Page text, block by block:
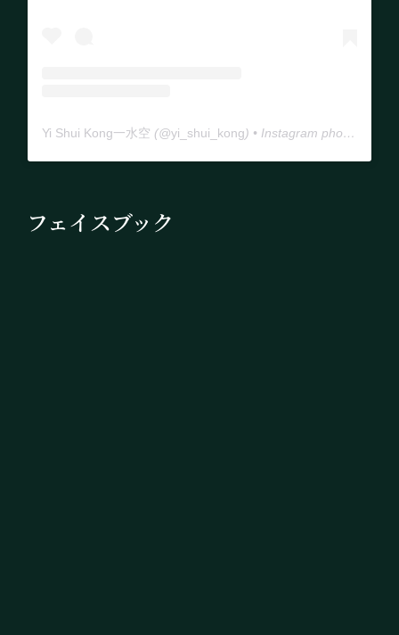
Yi Shui Kong一水空 (@yi_shui_kong) • Instagram photos and videos
フェイスブック